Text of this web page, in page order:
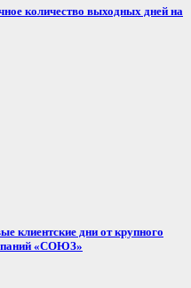
количество выходных дней на
клиентские дни от крупного
«СОЮЗ»